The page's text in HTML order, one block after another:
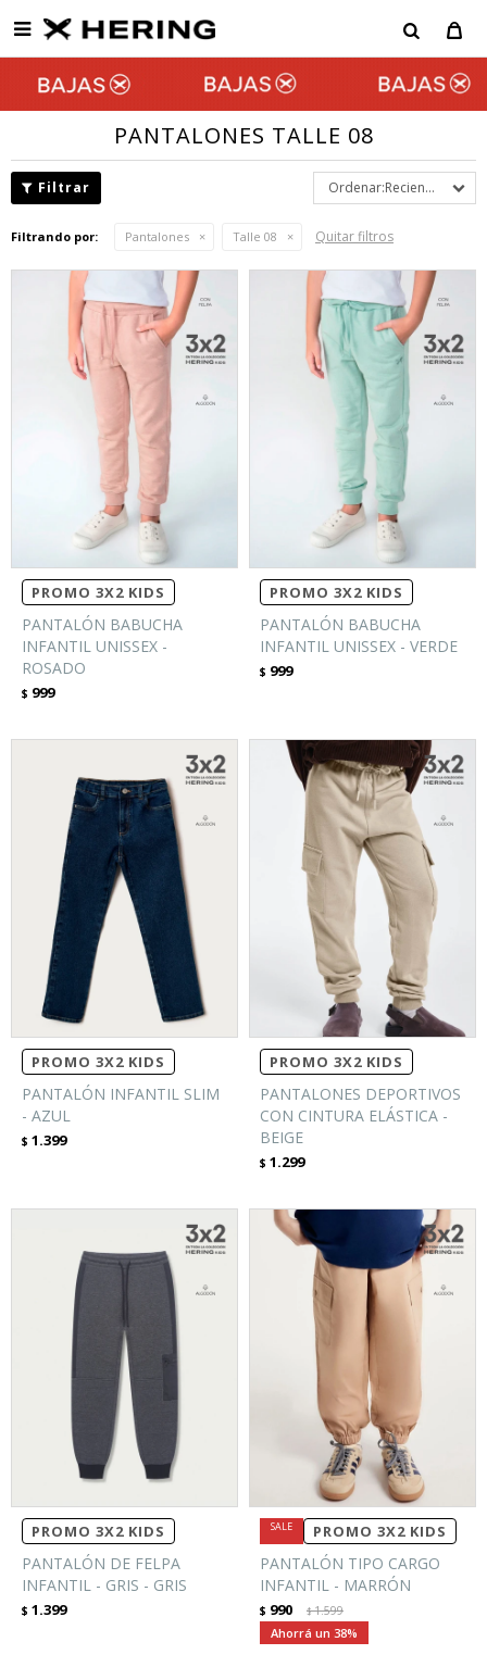

PANTALONES TALLE 08
Recientes
Filtrando por: Pantalones Talle 08 Quitar filtros
PROMO 3X2 KIDS
PANTALÓN BABUCHA
INFANTIL UNISSEX -
ROSADO
$ 999
PROMO 3X2 KIDS
PANTALÓN BABUCHA
INFANTIL UNISSEX - VERDE
$ 999
PROMO 3X2 KIDS
PANTALÓN INFANTIL SLIM
- AZUL
$ 1.399
PROMO 3X2 KIDS
PANTALONES DEPORTIVOS
CON CINTURA ELÁSTICA -
BEIGE
$ 1.299
PROMO 3X2 KIDS
PANTALÓN DE FELPA
INFANTIL - GRIS - GRIS
$ 1.399
PROMO 3X2 KIDS
PANTALÓN TIPO CARGO
INFANTIL - MARRÓN
$ 990 $1.599
38